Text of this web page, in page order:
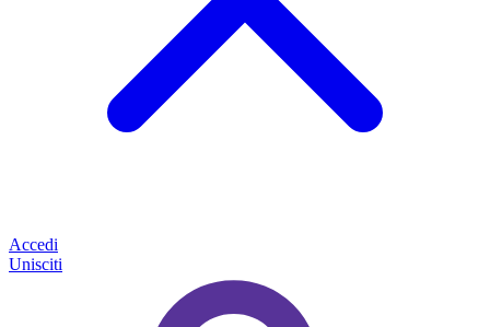
Accedi
Unisciti